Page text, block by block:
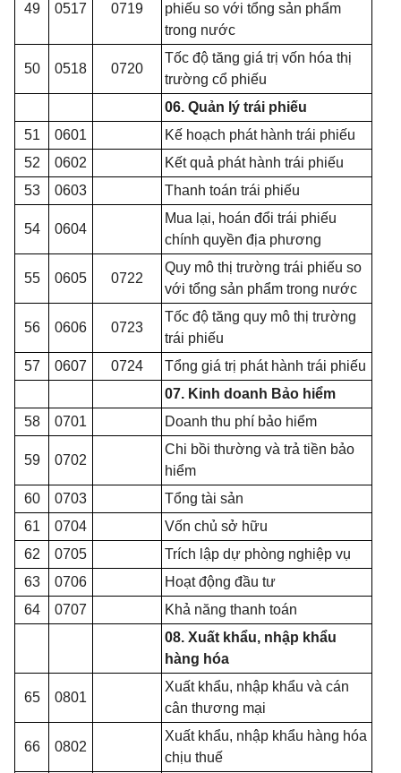
49 0517 0719
phiếu so với tổng sản phẩm
trong nước
50 0518 0720
Tốc độ tăng giá trị vốn hóa thị
trường cổ phiếu
06. Quản lý trái phiếu
51
0601 Kế hoạch phát hành trái phiếu
52
0602
Kết quả phát hành trái phiếu
53
0603 Thanh toán trái phiếu
54 0604
Mua lại, hoán đổi trái phiếu
chính quyền địa phương
55 0605 0722
Quy mô thị trường trái phiếu so
với tổng sản phẩm trong nước
56 0606 0723
Tốc độ tăng quy mô thị trường
trái phiếu
57
0607 0724
Tổng giá trị phát hành trái phiếu
07. Kinh doanh Bảo hiểm
58
0701 Doanh thu phí bảo hiểm
59 0702
Chi bồi thường và trả tiền bảo
hiểm
60
0703
Tổng tài sản
61
0704
Vốn chủ sở hữu
62
0705
Trích lập dự phòng nghiệp vụ
63
0706
Hoạt động đầu tư
64
0707
Khả năng thanh toán
08. Xuất khẩu, nhập khẩu
hàng hóa
65 0801
Xuất khẩu, nhập khẩu và cán
cân thương mại
66 0802
Xuất khẩu, nhập khẩu hàng hóa
chịu thuế